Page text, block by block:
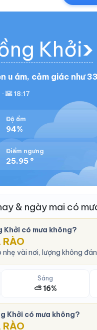
Khởi
u ám, cảm giác như
🌇 18:17
Độ ẩm
94%
Điểm ngưng
25.95 °
& ngày mai có
Khởi có mưa không?
RÀO
vài nơi, lượng không
Sáng
⛅ 16%
Khởi có mưa không?
RÀO